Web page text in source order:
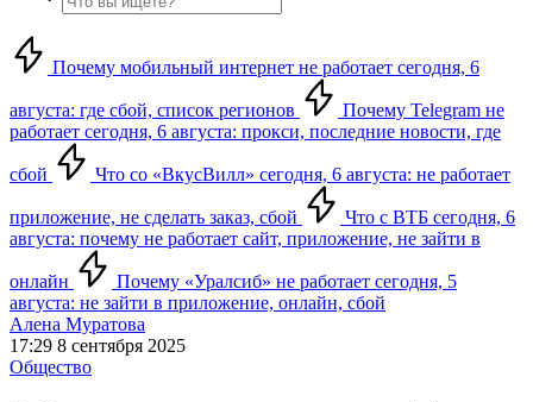
Почему мобильный интернет не работает сегодня, 6
августа: где сбой, список регионов
Почему Telegram не
работает сегодня, 6 августа: прокси, последние новости, где
сбой Что со «ВкусВилл» сегодня, 6 августа: не работает
приложение, не сделать заказ, сбой
Что с ВТБ сегодня, 6
августа: почему не работает сайт, приложение, не зайти в
онлайн
Почему «Уралсиб» не работает сегодня, 5
августа: не зайти в приложение, онлайн, сбой
Алена Муратова
17:29 8 сентября 2025
Общество